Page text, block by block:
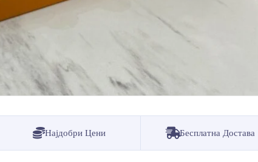
Најдобри Цени Бесплатна Достава